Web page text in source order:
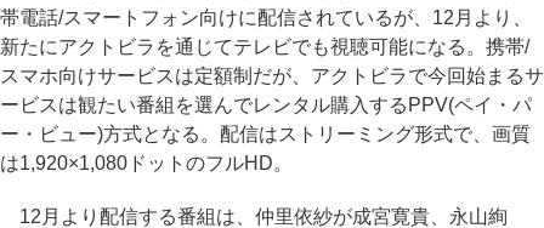
帯電話/スマートフォン向けに配信されているが、12月より、
新たにアクトビラを通じてテレビでも視聴可能になる。携帯/
スマホ向けサービスは定額制だが、アクトビラで今回始まるサ
ービスは観たい番組を選んでレンタル購入するPPV(ペイ・パ
ー・ビュー)方式となる。配信はストリーミング形式で、画質
は1,920×1,080ドットのフルHD。
12月より配信する番組は、仲里依紗が成宮寛貴、永山絢